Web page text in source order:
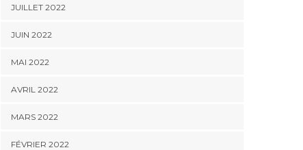
Peut-on aligner le tco
politique de mobilité
JUILLET 2022
JUIN 2022
MAI 2022
AVRIL 2022
MARS 2022
FÉVRIER 2022